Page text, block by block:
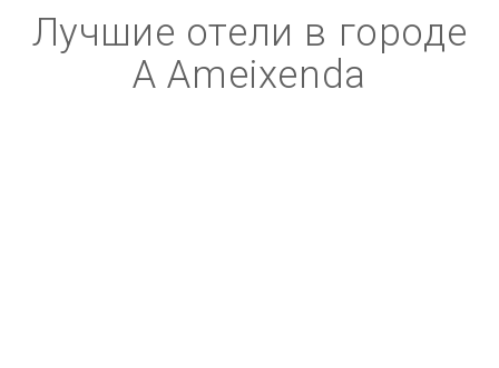
Лучшие отели в городе
A Ameixenda